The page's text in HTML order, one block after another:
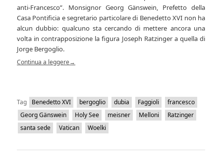
anti-Francesco”. Monsignor Georg Gänswein, Prefetto della
Casa Pontificia e segretario particolare di Benedetto XVI non ha
alcun dubbio: qualcuno sta cercando di mettere ancora una
volta in contrapposizione la figura Joseph Ratzinger a quella di
Jorge Bergoglio.
Continua a leggere→
Tag Benedetto XVI bergoglio dubia Faggioli
francesco
Georg Gänswein
Holy See meisner Melloni
Ratzinger
santa sede
Vatican Woelki